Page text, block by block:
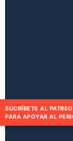
SUCRÍBETE AL
PARA APOYAR AL